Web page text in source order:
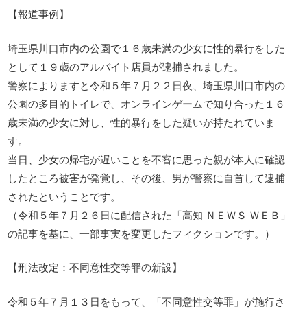
【報道事例】
埼玉県川口市内の公園で１６歳未満の少女に性的暴行をした
として１９歳のアルバイト店員が逮捕されました。
警察によりますと令和５年７月２２日夜、埼玉県川口市内の
公園の多目的トイレで、オンラインゲームで知り合った１６
歳未満の少女に対し、性的暴行をした疑いが持たれていま
す。
当日、少女の帰宅が遅いことを不審に思った親が本人に確認
したところ被害が発覚し、その後、男が警察に自首して逮捕
されたということです。
（令和５年７月２６日に配信された「高知 ＮＥＷＳ ＷＥＢ」
の記事を基に、一部事実を変更したフィクションです。）
【刑法改定：不同意性交等罪の新設】
令和５年７月１３日をもって、「不同意性交等罪」が施行さ